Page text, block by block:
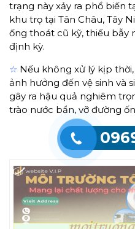
trạng này xảy ra phổ biến
khu trọ tại Tân Châu, Tây
ống thoát cũ kỹ, thiếu bẫy
định kỳ.
☆ Nếu không xử lý kịp
ảnh hưởng đến vệ sinh và
gây ra hậu quả nghiêm
trào nước bẩn, vỡ đường